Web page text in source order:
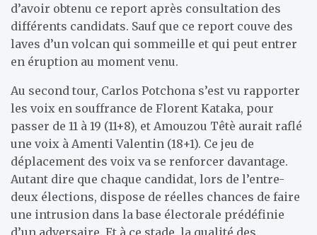
d’avoir obtenu ce report après consultation des
différents candidats. Sauf que ce report couve des
laves d’un volcan qui sommeille et qui peut entrer
en éruption au moment venu.
Au second tour, Carlos Potchona s’est vu rapporter
les voix en souffrance de Florent Kataka, pour
passer de 11 à 19 (11+8), et Amouzou Têtè aurait raflé
une voix à Amenti Valentin (18+1). Ce jeu de
déplacement des voix va se renforcer davantage.
Autant dire que chaque candidat, lors de l’entre-
deux élections, dispose de réelles chances de faire
une intrusion dans la base électorale prédéfinie
d’un adversaire. Et à ce stade, la qualité des